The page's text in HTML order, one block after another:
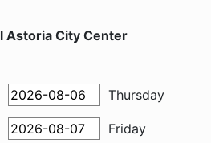
City Center
Thursday
Friday